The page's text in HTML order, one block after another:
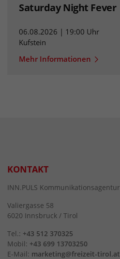
Saturday Night Fever
06.08.2026 | 19:00 Uhr
Kufstein
Mehr Informationen
KONTAKT
INN.PULS Kommunikationsagentur
Valiergasse 58
6020 Innsbruck / Tirol
Tel.: +43 512 370325
Mobil: +43 699 13703250
E-Mail: marketing@freizeit-tirol.at